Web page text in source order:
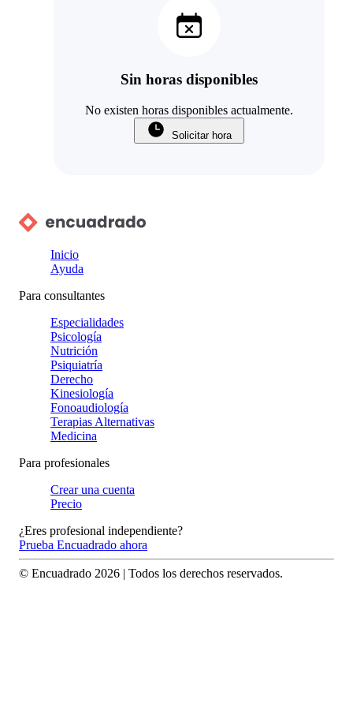
Sin horas disponibles
No existen horas disponibles actualmente.
Solicitar hora
Inicio
Ayuda
Para consultantes
Especialidades
Psicología
Nutrición
Psiquiatría
Derecho
Kinesiología
Fonoaudiología
Terapias Alternativas
Medicina
Para profesionales
Crear una cuenta
Precio
¿Eres profesional independiente?
Prueba Encuadrado ahora
© Encuadrado 2026 | Todos los derechos reservados.